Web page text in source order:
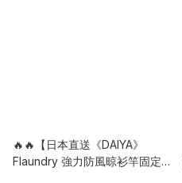
🔥🔥【日本直送《DAIYA》
Flaundry 強力防風晾衫竿固定夾